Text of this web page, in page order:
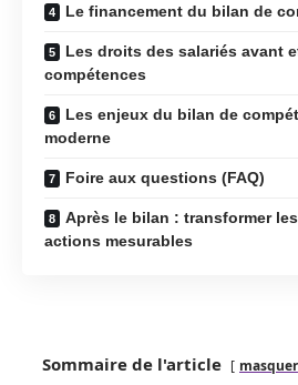
Le financement du bilan de
Les droits des salariés avant
compétences
Les enjeux du bilan de
moderne
Foire aux questions (FAQ)
Après le bilan : transformer
actions mesurables
Sommaire de l'article masquer